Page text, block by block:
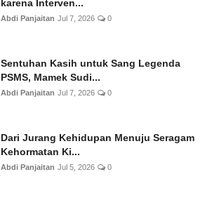
karena Interven...
Abdi Panjaitan Jul 7, 2026 0
Sentuhan Kasih untuk Sang Legenda
PSMS, Mamek Sudi...
Abdi Panjaitan Jul 7, 2026 0
Dari Jurang Kehidupan Menuju Seragam
Kehormatan Ki...
Abdi Panjaitan Jul 5, 2026 0